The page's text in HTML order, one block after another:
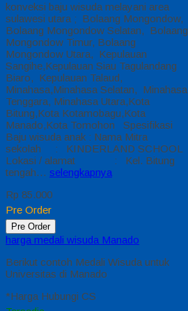
konveksi baju wisuda melayani area
sulawesi utara ; Bolaang Mongondow,
Bolaang Mongondow Selatan, Bolaang
Mongondow Timur, Bolaang
Mongondow Utara, Kepulauan
Sangihe,Kepulauan Siau Tagulandang
Biaro, Kepulauan Talaud,
Minahasa,Minahasa Selatan, Minahasa
Tenggara, Minahasa Utara,Kota
Bitung,Kota Kotamobagu,Kota
Manado,Kota Tomohon Spesifikasi
Baju wisuda anak : Nama Mitra
sekolah : KINDERLAND SCHOOL
Lokasi / alamat : Kel. Bitung
tengah… selengkapnya
Rp 85.000
Pre Order
Pre Order
harga medali wisuda Manado
Berikut contoh Medali Wisuda untuk
Universitas di Manado
*Harga Hubungi CS